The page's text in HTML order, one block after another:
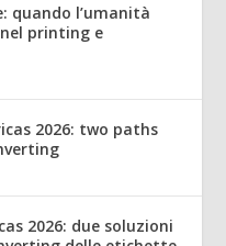
quando l’umanità
printing e
2026: two paths
2026: due soluzioni